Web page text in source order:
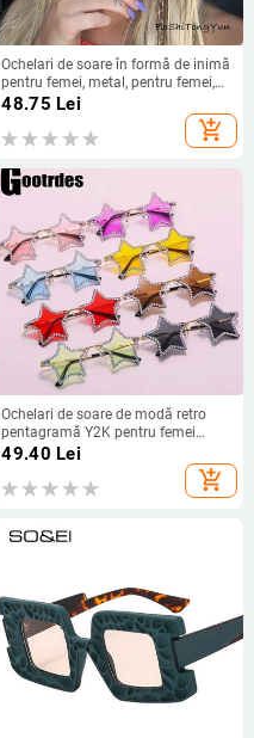
Ochelari de soare în formă de inimă
pentru femei, metal, pentru femei,
de designer de marcă, fără
ochelari de soare UV400
48.75 Lei
add_shopping_cart
Ochelari de soare de modă retro
pentagramă Y2K pentru femei
Ochelari de soare strălucitori în
formă de stea cu strasuri Ochelari
de dans/petrecere/Halloween
49.40 Lei
add_shopping_cart